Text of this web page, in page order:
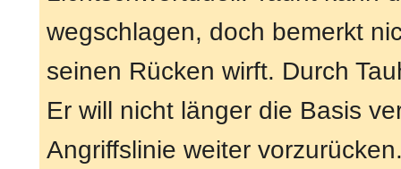
wegschlagen, doch bemerkt
seinen Rücken wirft. Durch
Er will nicht länger die Basis
Angriffslinie weiter